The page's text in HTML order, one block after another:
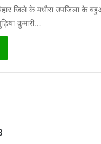
जिले के मधौरा उपजिला के
कुमारी…